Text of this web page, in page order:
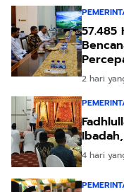
57.485
2 hari
4 hari